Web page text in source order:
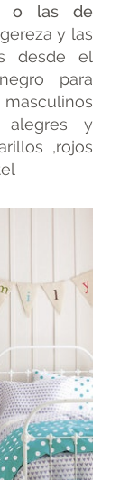
o las de
y las
desde el
para
alegres y
,rojos